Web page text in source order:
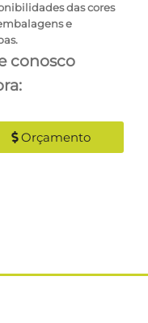
das cores
e
conosco
Orçamento